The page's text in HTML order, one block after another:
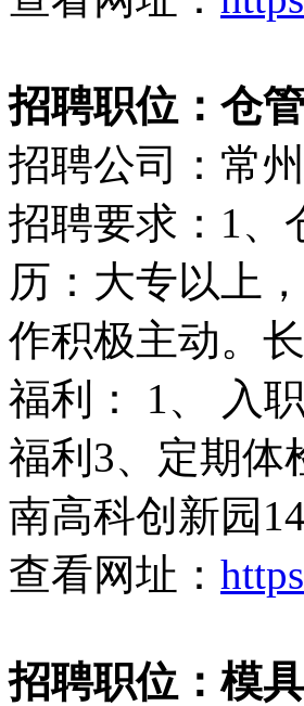
招聘职位：仓
招聘公司：常
招聘要求：1、
历：大专以上
作积极主动。
福利： 1、 入
福利3、定期体
南高科创新园
查看网址：
招聘职位：模